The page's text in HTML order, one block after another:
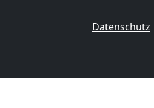
Datenschutz